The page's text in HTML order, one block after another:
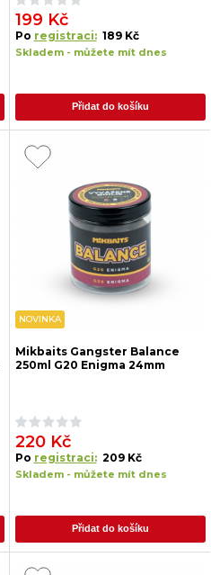
199 Kč
Po registraci: 189 Kč
Skladem - můžete mít dnes
Přidat do košíku
NOVINKA
Mikbaits Gangster Balance
250ml G20 Enigma 24mm
220 Kč
Po registraci: 209 Kč
Skladem - můžete mít dnes
Přidat do košíku